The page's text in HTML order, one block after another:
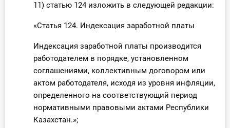
11) статью 124 изложить в следующей редакции:
«Статья 124. Индексация заработной платы
Индексация заработной платы производится
работодателем в порядке, установленном
соглашениями, коллективным договором или
актом работодателя, исходя из уровня инфляции,
определенного на соответствующий период
нормативными правовыми актами Республики
Казахстан.»;